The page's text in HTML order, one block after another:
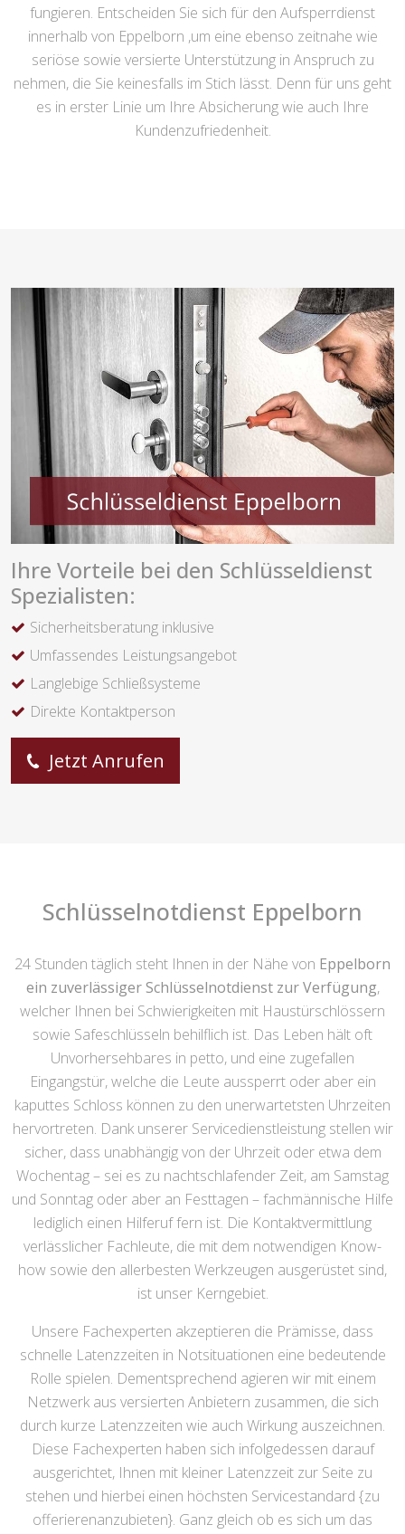
fungieren. Entscheiden Sie sich für den Aufsperrdienst
innerhalb von Eppelborn ,um eine ebenso zeitnahe wie
seriöse sowie versierte Unterstützung in Anspruch zu
nehmen, die Sie keinesfalls im Stich lässt. Denn für uns geht
es in erster Linie um Ihre Absicherung wie auch Ihre
Kundenzufriedenheit.
Ihre Vorteile bei den Schlüsseldienst
Spezialisten:
Sicherheitsberatung inklusive
Umfassendes Leistungsangebot
Langlebige Schließsysteme
Direkte Kontaktperson
Jetzt Anrufen
Schlüsselnotdienst Eppelborn
24 Stunden täglich steht Ihnen in der Nähe von Eppelborn
ein zuverlässiger Schlüsselnotdienst zur Verfügung,
welcher Ihnen bei Schwierigkeiten mit Haustürschlössern
sowie Safeschlüsseln behilflich ist. Das Leben hält oft
Unvorhersehbares in petto, und eine zugefallen
Eingangstür, welche die Leute aussperrt oder aber ein
kaputtes Schloss können zu den unerwartetsten Uhrzeiten
hervortreten. Dank unserer Servicedienstleistung stellen wir
sicher, dass unabhängig von der Uhrzeit oder etwa dem
Wochentag – sei es zu nachtschlafender Zeit, am Samstag
und Sonntag oder aber an Festtagen – fachmännische Hilfe
lediglich einen Hilferuf fern ist. Die Kontaktvermittlung
verlässlicher Fachleute, die mit dem notwendigen Know-
how sowie den allerbesten Werkzeugen ausgerüstet sind,
ist unser Kerngebiet.
Unsere Fachexperten akzeptieren die Prämisse, dass
schnelle Latenzzeiten in Notsituationen eine bedeutende
Rolle spielen. Dementsprechend agieren wir mit einem
Netzwerk aus versierten Anbietern zusammen, die sich
durch kurze Latenzzeiten wie auch Wirkung auszeichnen.
Diese Fachexperten haben sich infolgedessen darauf
ausgerichtet, Ihnen mit kleiner Latenzzeit zur Seite zu
stehen und hierbei einen höchsten Servicestandard {zu
offerierenanzubieten}. Ganz gleich ob es sich um das